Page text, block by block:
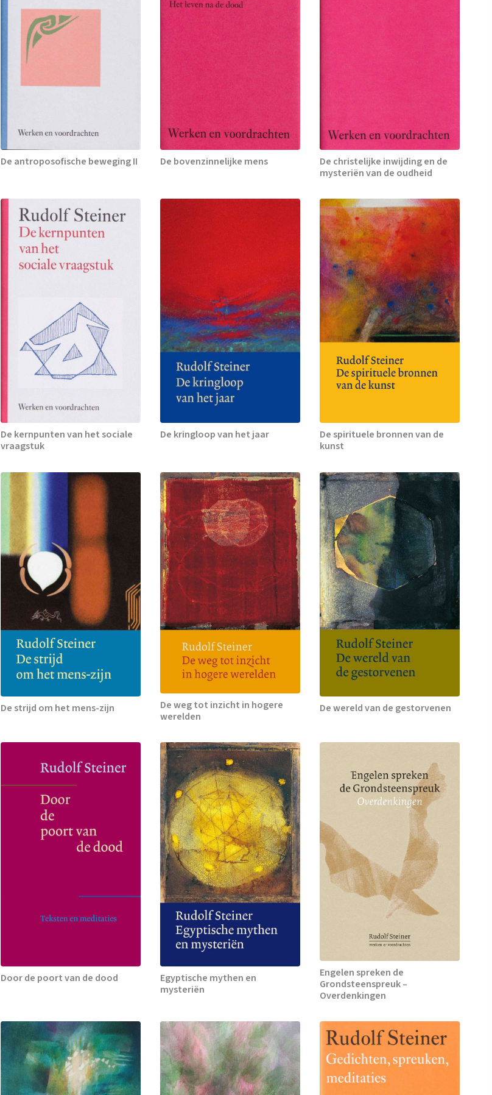
De antroposofische beweging II De bovenzinnelijke mens
De christelijke inwijding en de
mysteriën van de oudheid
De kernpunten van het sociale
vraagstuk
De kringloop van het jaar
De spirituele bronnen van de
kunst
De strijd om het mens-zijn
De weg tot inzicht in hogere
werelden
De wereld van de gestorvenen
Door de poort van de dood
Egyptische mythen en
mysteriën
Engelen spreken de
Grondsteenspreuk –
Overdenkingen